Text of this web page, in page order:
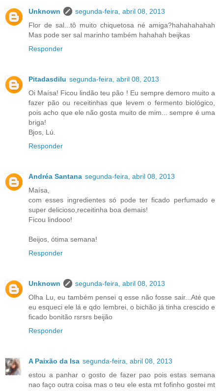
Unknown
segunda-feira, abril 08, 2013
Flor de sal...tô muito chiquetosa né amiga?hahahahahah
Mas pode ser sal marinho também hahahah beijkas
Responder
Pitadasdilu segunda-feira, abril 08, 2013
Oi Maísa! Ficou lindão teu pão ! Eu sempre demoro muito a
fazer pão ou receitinhas que levem o fermento biológico,
pois acho que ele não gosta muito de mim... sempre é uma
briga!
Bjos, Lú.
Responder
Andréa Santana segunda-feira, abril 08, 2013
Maísa,
com esses ingredientes só pode ter ficado perfumado e
super delicioso,receitinha boa demais!
Ficou lindooo!
Beijos, ótima semana!
Responder
Unknown
segunda-feira, abril 08, 2013
Olha Lu, eu também pensei q esse não fosse sair...Até que
eu esqueci ele lá e qdo lembrei, o bichão já tinha crescido e
ficado bonitão rsrsrs beijão
Responder
A Paixão da Isa segunda-feira, abril 08, 2013
estou a panhar o gosto de fazer pao pois estas semana
nao faço outra coisa mas o teu ele esta mt fofinho gostei mt